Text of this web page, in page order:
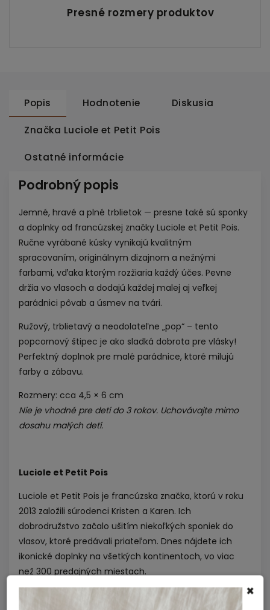
Presné rozmery produktov
Popis Hodnotenie Diskusia
Značka Luciole et Petit Pois
Ostatné informácie
Podrobný popis
Jemné, hravé a plné trblietok — presne také sú sponky
a doplnky od francúzskej značky Luciole et Petit Pois.
Ručne vyrábané kúsky vynikajú kvalitným
spracovaním, originálnym dizajnom a nežnými
farbami, vďaka ktorým rozžiaria každý účes. Pevne
držia vo vlasoch a dodajú každej malej aj veľkej
parádnici pôvab a úsmev na tvári.
Ružový, trblietavý a neodolateľne „pop“ – tento
popcornový štipec je ako sladká dobrota pre vlásky!
Perfektný doplnok pre malé parádnice, ktoré milujú
farby a zábavu.
Rozmery: cca 4,5 × 6 cm
Nie je vhodné pre deti do 3 rokov. Uchovávajte mimo
dosahu malých detí.
Luciole et Petit Pois
Luciole et Petit Pois je francúzska značka, ktorú v roku
2013 založili súrodenci Kristen a Karen. Ich
dobrodružstvo začalo ušitím niekoľkých sponiek do
vlasov, ktoré predávali priateľom. Dnes nájdete ich
ikonické doplnky na všetkých kontinentoch, vo viac
než 300 predajných miestach.
Ich snom bolo prinášať jemné, trblietavé doplnky,
×